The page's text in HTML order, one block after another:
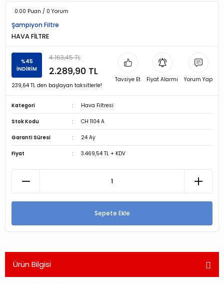
0.00 Puan / 0 Yorum
Şampiyon Filtre
HAVA FİLTRE
%45
İNDİRİM
4.163,45 TL
2.289,90 TL
239,64 TL den başlayan taksitlerle!
Tavsiye Et Fiyat Alarmı Yorum Yap
Kategori Hava Filtresi
Stok Kodu CH 1104 A
Garanti Süresi 24 Ay
Fiyat 3.469,54 TL + KDV
Sepete Ekle
Ürün Bilgisi